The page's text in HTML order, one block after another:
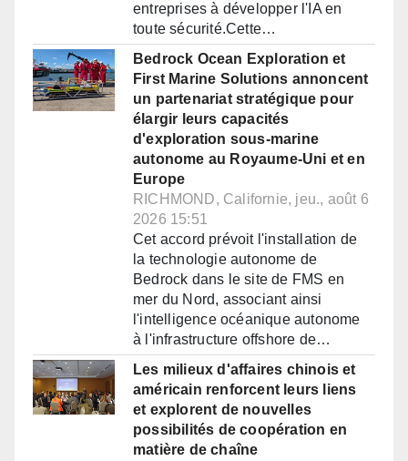
entreprises à développer l'IA en
toute sécurité.Cette…
Bedrock Ocean Exploration et
First Marine Solutions annoncent
un partenariat stratégique pour
élargir leurs capacités
d'exploration sous-marine
autonome au Royaume-Uni et en
Europe
RICHMOND, Californie, jeu., août 6
2026 15:51
Cet accord prévoit l'installation de
la technologie autonome de
Bedrock dans le site de FMS en
mer du Nord, associant ainsi
l'intelligence océanique autonome
à l'infrastructure offshore de…
Les milieux d'affaires chinois et
américain renforcent leurs liens
et explorent de nouvelles
possibilités de coopération en
matière de chaîne